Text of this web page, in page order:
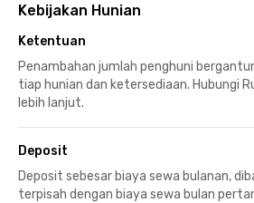
Kebijakan Hunian
Ketentuan
Penambahan jumlah penghuni
tiap hunian dan ketersediaan. Hubungi
lebih lanjut.
Deposit
Deposit sebesar biaya sewa bulanan,
terpisah dengan biaya sewa bulan